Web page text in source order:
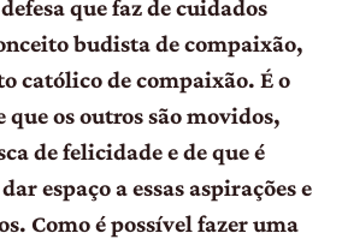
que faz de cuidados
budista de compaixão,
católico de compaixão. É o
os outros são movidos,
de felicidade e de que é
espaço a essas aspirações e
Como é possível fazer uma